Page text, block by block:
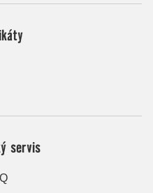
servis